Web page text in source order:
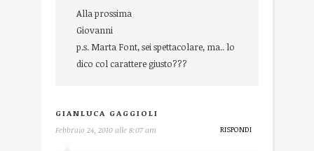
Alla prossima
Giovanni
p.s. Marta Font, sei spettacolare, ma.. lo
dico col carattere giusto???
GIANLUCA GAGGIOLI
Febbraio 24, 2010 alle 8:07 am RISPONDI